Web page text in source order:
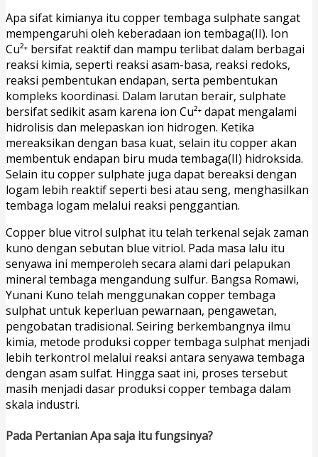
Apa sifat kimianya itu copper tembaga sulphate sangat
mempengaruhi oleh keberadaan ion tembaga(II). Ion
Cu²⁺ bersifat reaktif dan mampu terlibat dalam berbagai
reaksi kimia, seperti reaksi asam-basa, reaksi redoks,
reaksi pembentukan endapan, serta pembentukan
kompleks koordinasi. Dalam larutan berair, sulphate
bersifat sedikit asam karena ion Cu²⁺ dapat mengalami
hidrolisis dan melepaskan ion hidrogen. Ketika
mereaksikan dengan basa kuat, selain itu copper akan
membentuk endapan biru muda tembaga(II) hidroksida.
Selain itu copper sulphate juga dapat bereaksi dengan
logam lebih reaktif seperti besi atau seng, menghasilkan
tembaga logam melalui reaksi penggantian.
Copper blue vitrol sulphat itu telah terkenal sejak zaman
kuno dengan sebutan blue vitriol. Pada masa lalu itu
senyawa ini memperoleh secara alami dari pelapukan
mineral tembaga mengandung sulfur. Bangsa Romawi,
Yunani Kuno telah menggunakan copper tembaga
sulphat untuk keperluan pewarnaan, pengawetan,
pengobatan tradisional. Seiring berkembangnya ilmu
kimia, metode produksi copper tembaga sulphat menjadi
lebih terkontrol melalui reaksi antara senyawa tembaga
dengan asam sulfat. Hingga saat ini, proses tersebut
masih menjadi dasar produksi copper tembaga dalam
skala industri.
Pada Pertanian Apa saja itu fungsinya?